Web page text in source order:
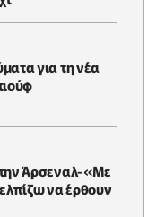
για τη νέα
Άρσεναλ-«Με
να έρθουν